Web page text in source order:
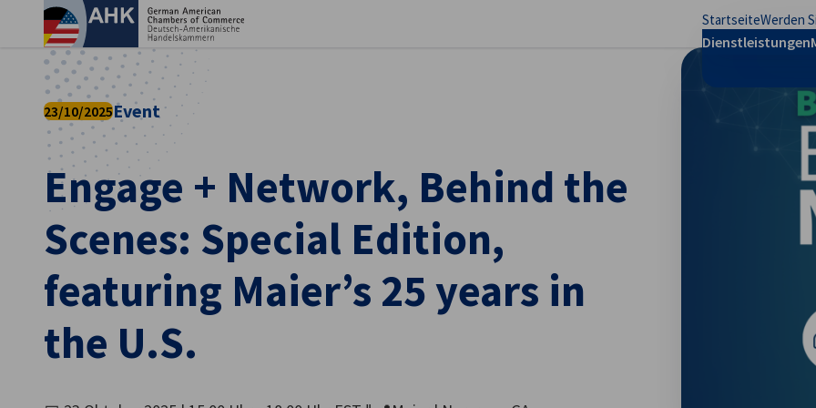
StartseiteWerden
Dienstleistungen
Engage + Network, Behind the
Scenes: Special Edition,
featuring Maier’s 25 years in
the U.S.
23/10/2025Event